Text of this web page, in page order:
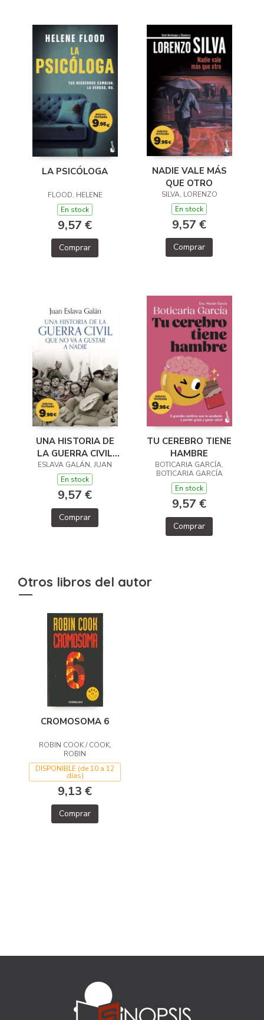
LA PSICÓLOGA
FLOOD, HELENE
En stock
9,57 €
Comprar
NADIE VALE MÁS
QUE OTRO
SILVA, LORENZO
En stock
9,57 €
Comprar
UNA HISTORIA DE
LA GUERRA CIVIL
QUE NO VA A
GUSTAR A NADIE
ESLAVA GALÁN, JUAN
En stock
9,57 €
Comprar
TU CEREBRO TIENE
HAMBRE
BOTICARIA GARCÍA,
BOTICARIA GARCÍA
En stock
9,57 €
Comprar
Otros libros del autor
CROMOSOMA 6
ROBIN COOK / COOK,
ROBIN
DISPONIBLE (de 10 a 12
días)
9,13 €
Comprar